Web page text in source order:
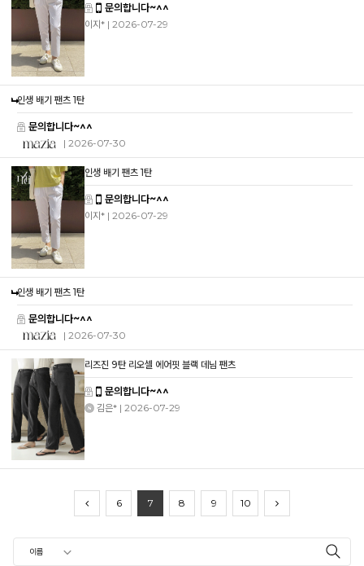
문의합니다~^^
이지* | 2026-07-29
인생 배기 팬츠 1탄
문의합니다~^^
| 2026-07-30
인생 배기 팬츠 1탄
문의합니다~^^
이지* | 2026-07-29
인생 배기 팬츠 1탄
문의합니다~^^
| 2026-07-30
리즈진 9탄 리오셀 에어핏 블랙 데님 팬츠
문의합니다~^^
김은* | 2026-07-29
6 7 8 9 10